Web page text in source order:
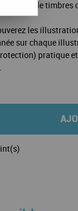
album de timbres
les
sur chaque
pratique